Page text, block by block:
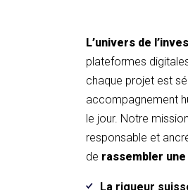
L’univers de
plateformes
chaque projet est
accompagnement
le jour. Notre
responsable et
de rassembler
La rigueur